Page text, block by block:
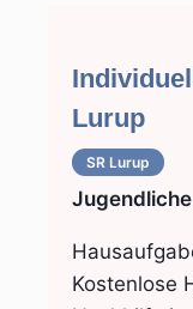
Lurup
SR Lurup
Kostenlose